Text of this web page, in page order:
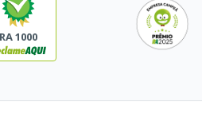
RA 1000